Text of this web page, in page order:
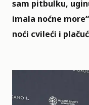
sam pitbulku,
imala noćne more“
noći cvileći i